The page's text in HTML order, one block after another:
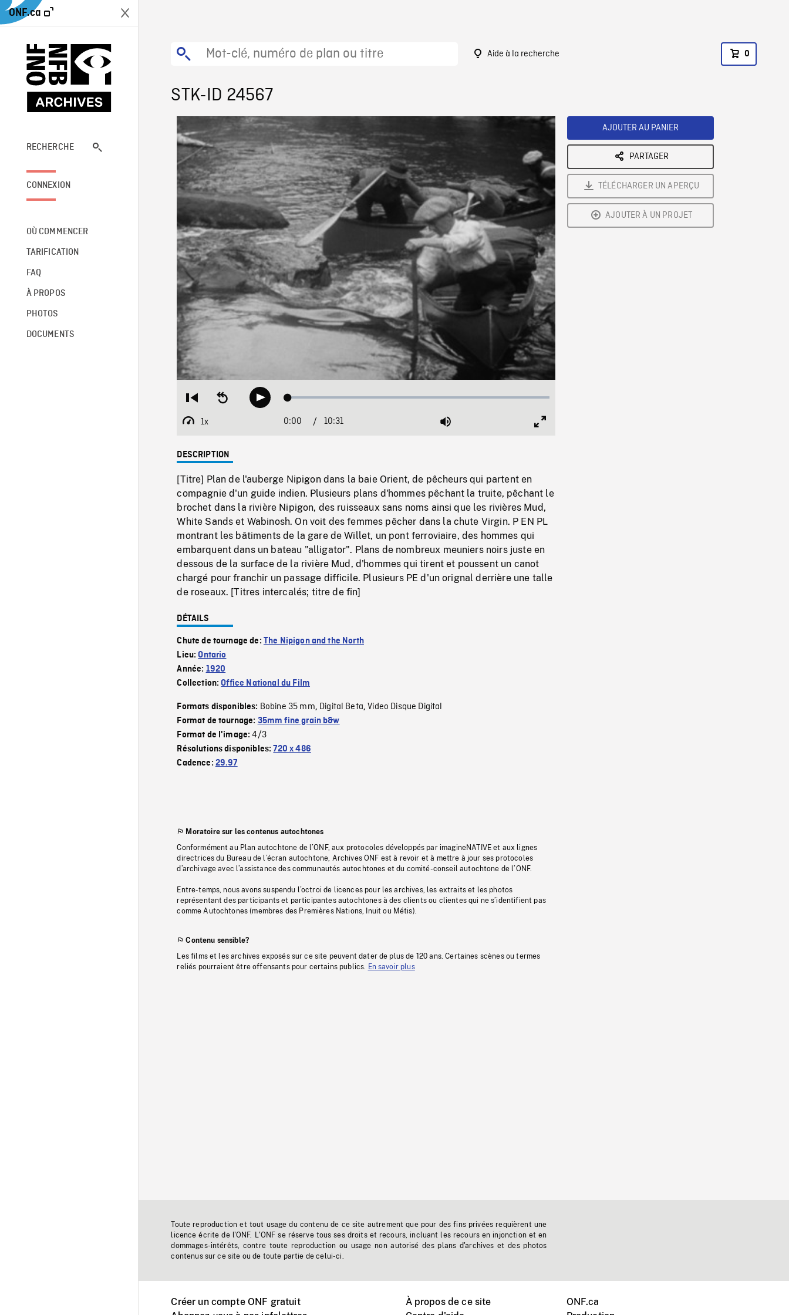
ONF.ca
RECHERCHE
CONNEXION
OÙ COMMENCER
TARIFICATION
FAQ
À PROPOS
PHOTOS
DOCUMENTS
Aide à la recherche 0
STK-ID 24567
Restart
beginning
Seek
backwardPlay Loaded:
1x
Playback
Current
0:00 / Duration
10:31 Mute
DESCRIPTION
[Titre] Plan de l'auberge Nipigon dans la baie Orient, de pêcheurs qui partent en
compagnie d'un guide indien. Plusieurs plans d'hommes pêchant la truite, pêchant le
brochet dans la rivière Nipigon, des ruisseaux sans noms ainsi que les rivières Mud,
White Sands et Wabinosh. On voit des femmes pêcher dans la chute Virgin. P EN PL
montrant les bâtiments de la gare de Willet, un pont ferroviaire, des hommes qui
embarquent dans un bateau "alligator". Plans de nombreux meuniers noirs juste en
dessous de la surface de la rivière Mud, d'hommes qui tirent et poussent un canot
chargé pour franchir un passage difficile. Plusieurs PE d'un orignal derrière une talle
de roseaux. [Titres intercalés; titre de fin]
DÉTAILS
Chute de tournage de: The Nipigon and the North
Lieu:Ontario
Année: 1920
Collection:Office National du Film
Formats disponibles: Bobine 35 mm, Digital Beta,Video Disque Digital
Format de tournage: 35mm fine grain b&w
Format de l'image:4/3
Résolutions disponibles:720 x 486
Cadence: 29.97
Moratoire sur les contenus autochtones
Conformément au Plan autochtone de l’ONF, aux protocoles développés par imagineNATIVE et aux lignes
directrices du Bureau de l’écran autochtone, Archives ONF est à revoir et à mettre à jour ses protocoles
d’archivage avec l’assistance des communautés autochtones et du comité-conseil autochtone de l’ONF.
Entre-temps, nous avons suspendu l’octroi de licences pour les archives, les extraits et les photos
représentant des participants et participantes autochtones à des clients ou clientes qui ne s’identifient pas
comme Autochtones (membres des Premières Nations, Inuit ou Métis).
Contenu sensible?
Les films et les archives exposés sur ce site peuvent dater de plus de 120 ans. Certaines scènes ou termes
reliés pourraient être offensants pour certains publics.
En savoir plus
AJOUTER AU PANIER
PARTAGER
TÉLÉCHARGER UN APERÇU
AJOUTER À UN PROJET
Toute reproduction et tout usage du contenu de ce site autrement que pour des fins privées requièrent une
licence écrite de l'ONF. L'ONF se réserve tous ses droits et recours, incluant les recours en injonction et en
dommages-intérêts, contre toute reproduction ou usage non autorisé des plans d'archives et des photos
contenus sur ce site ou de toute partie de celui-ci.
Créer un compte ONF gratuit
À propos de ce site
ONF.ca